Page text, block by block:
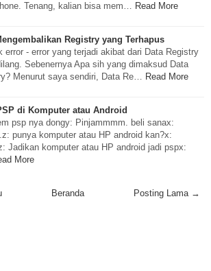
Tenang, kalian bisa mem… Read More
Registry yang Terhapus
error - error yang terjadi akibat dari Data Registry
Sebenernya Apa sih yang dimaksud Data
Menurut saya sendiri, Data Re… Read More
di Komputer atau Android
psp nya dongy: Pinjammmm. beli sanax:
punya komputer atau HP android kan?x:
Jadikan komputer atau HP android jadi pspx:
More
Posting Lama →
Beranda